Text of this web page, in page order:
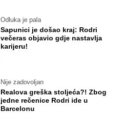
Odluka je pala
Sapunici je došao kraj: Rodri
večeras objavio gdje nastavlja
karijeru!
Nije zadovoljan
Realova greška stoljeća?! Zbog
jedne rečenice Rodri ide u
Barcelonu